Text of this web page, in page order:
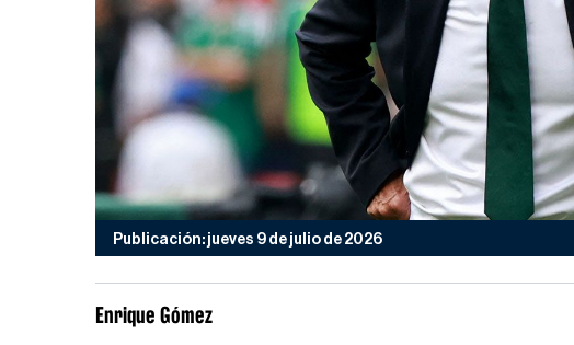
Publicación: jueves 9 de julio de 2026
Enrique Gómez